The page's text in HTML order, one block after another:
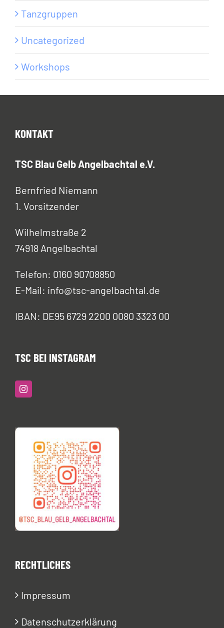
Tanzgruppen
Uncategorized
Workshops
KONTAKT
TSC Blau Gelb Angelbachtal e.V.
Bernfried Niemann
1. Vorsitzender
Wilhelmstraße 2
74918 Angelbachtal
Telefon: 0160 90708850
E-Mail: info@tsc-angelbachtal.de
IBAN: DE95 6729 2200 0080 3323 00
TSC BEI INSTAGRAM
RECHTLICHES
Impressum
Datenschutzerklärung